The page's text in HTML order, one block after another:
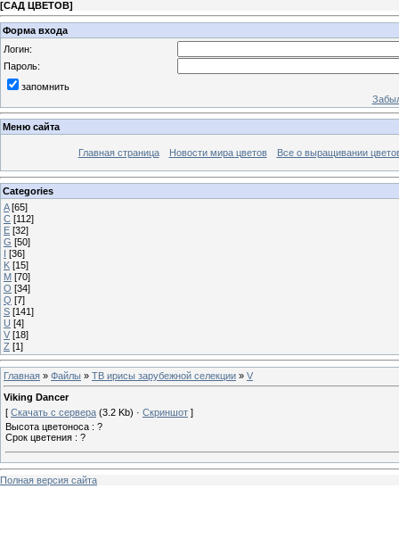
[САД ЦВЕТОВ]
Форма входа
Логин:
Пароль:
запомнить
Меню сайта
Главная страница Новости мира цветов Все о выращивании
Categories
A [65]
С [112]
E [32]
G [50]
I [36]
K [15]
M [70]
O [34]
Q [7]
S [141]
U [4]
V [18]
Z [1]
Главная » Файлы » TB ирисы зарубежной селекции » V
Viking Dancer
[ Скачать с сервера (3.2 Kb) · Скриншот ]
Высота цветоноса : ?
Срок цветения : ?
Полная версия сайта